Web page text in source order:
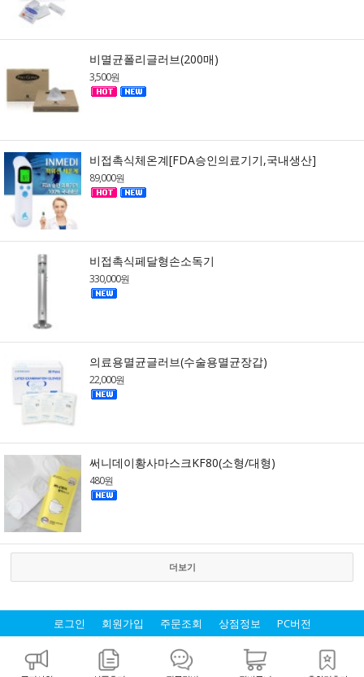
비멸균폴리글러브(200매)
3,500원
비접촉식체온계[FDA승인의료기기,국내생산]
89,000원
비접촉식페달형손소독기
330,000원
의료용멸균글러브(수술용멸균장갑)
22,000원
써니데이황사마스크KF80(소형/대형)
480원
더보기
로그인 회원가입 주문조회 상점정보 PC버전